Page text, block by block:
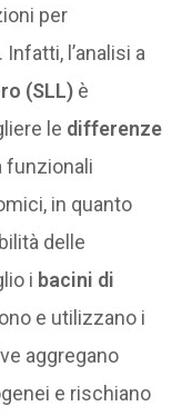
per
l’analisi a
(SLL) è
le differenze
funzionali
in quanto
delle
i bacini di
e utilizzano i
aggregano
e rischiano